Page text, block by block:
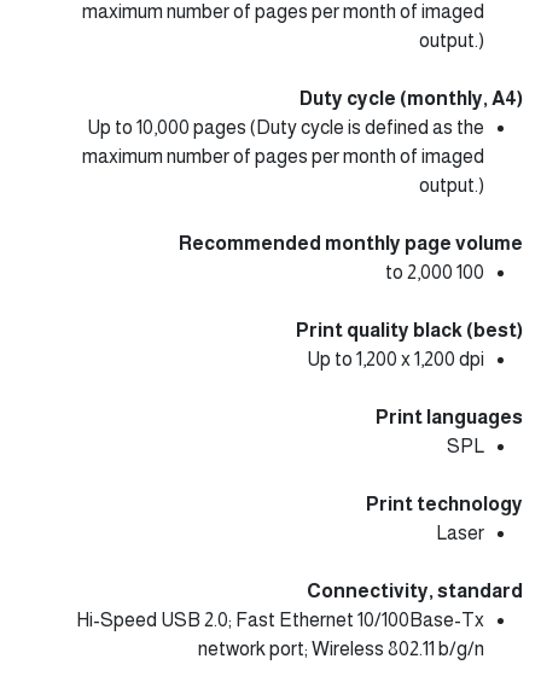
maximum number of pages per month of imaged
output.)
Duty cycle (monthly, A4)
Up to 10,000 pages (Duty cycle is defined as the
maximum number of pages per month of imaged
output.)
Recommended monthly page volume
100 to 2,000
Print quality black (best)
Up to 1,200 x 1,200 dpi
Print languages
SPL
Print technology
Laser
Connectivity, standard
Hi-Speed USB 2.0; Fast Ethernet 10/100Base-Tx
network port; Wireless 802.11 b/g/n